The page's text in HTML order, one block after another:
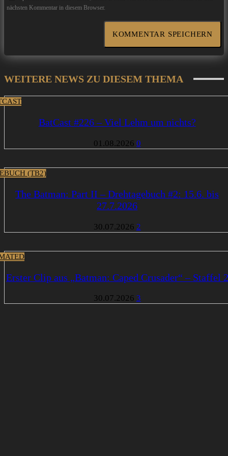
nächsten Kommentar in diesem Browser.
WEITERE NEWS ZU DIESEM THEMA
BatCast #226 – Viel Lehm um nichts?
01.08.2026 0
(TB2)
The Batman: Part II – Drehtagebuch #2: 15.6. bis
27.7.2026
30.07.2026 2
Erster Clip aus „Batman: Caped Crusader“ – Staffel 2
30.07.2026 3